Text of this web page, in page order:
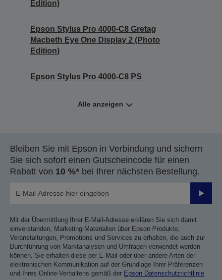
Edition)
Epson Stylus Pro 4000-C8 Gretag
Macbeth Eye One Display 2 (Photo
Edition)
Epson Stylus Pro 4000-C8 PS
Alle anzeigen
Bleiben Sie mit Epson in Verbindung und sichern
Sie sich sofort einen Gutscheincode für einen
Rabatt von 10 %* bei Ihrer nächsten Bestellung.
Mit der Übermittlung Ihrer E-Mail-Adresse erklären Sie sich damit
einverstanden, Marketing-Materialien über Epson Produkte,
Veranstaltungen, Promotions und Services zu erhalten, die auch zur
Durchführung von Marktanalysen und Umfragen verwendet werden
können. Sie erhalten diese per E-Mail oder über andere Arten der
elektronischen Kommunikation auf der Grundlage Ihrer Präferenzen
und Ihres Online-Verhaltens gemäß der Epson Datenschutzrichtlinie